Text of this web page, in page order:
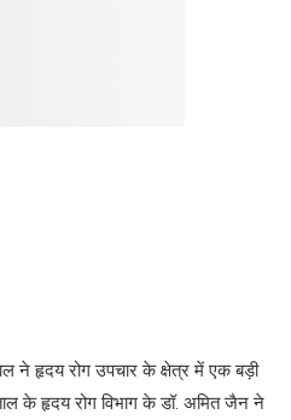
ने हृदय रोग उपचार के क्षेत्र में एक बड़ी
के हृदय रोग विभाग के डॉ. अमित जैन ने